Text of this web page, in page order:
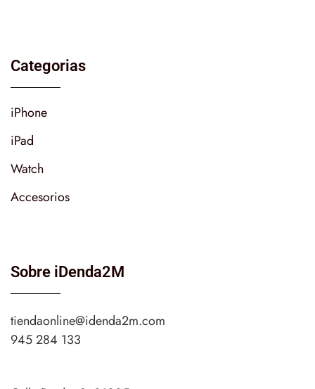
Categorias
iPhone
iPad
Watch
Accesorios
Sobre iDenda2M
tiendaonline@idenda2m.com
945 284 133